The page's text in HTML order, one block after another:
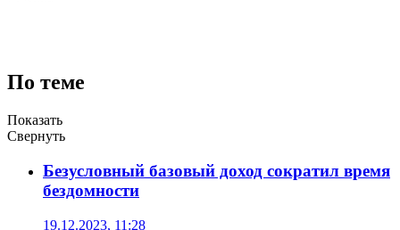
По теме
Показать
Свернуть
Безусловный базовый доход сократил время
бездомности
19.12.2023, 11:28